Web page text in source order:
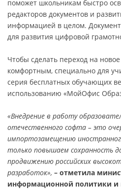
поможет школьникам быстро
редакторов документов и
информацией в целом.
для развития цифровой
Чтобы сделать переход на
комфортным, специально для
серия бесплатных обучающих
использованию «МойОфис
«Внедрение в работу
отечественного софта – это
импортозамещению
только повышаем сохранность
продвижению российских
разработок», – отметила
информационной политики и